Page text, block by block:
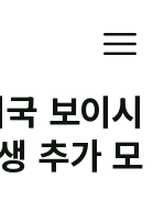
보이시
추가 모